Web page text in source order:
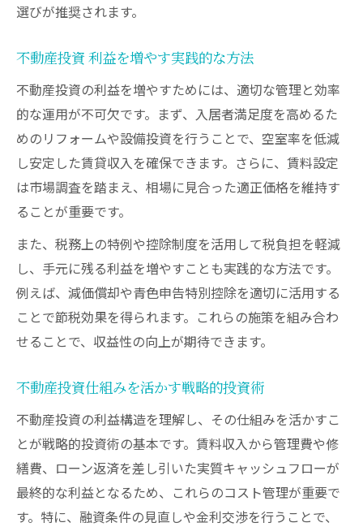
選びが推奨されます。
不動産投資 利益を増やす実践的な方法
不動産投資の利益を増やすためには、適切な管理と効率
的な運用が不可欠です。まず、入居者満足度を高めるた
めのリフォームや設備投資を行うことで、空室率を低減
し安定した賃貸収入を確保できます。さらに、賃料設定
は市場調査を踏まえ、相場に見合った適正価格を維持す
ることが重要です。
また、税務上の特例や控除制度を活用して税負担を軽減
し、手元に残る利益を増やすことも実践的な方法です。
例えば、減価償却や青色申告特別控除を適切に活用する
ことで節税効果を得られます。これらの施策を組み合わ
せることで、収益性の向上が期待できます。
不動産投資仕組みを活かす戦略的投資術
不動産投資の利益構造を理解し、その仕組みを活かすこ
とが戦略的投資術の基本です。賃料収入から管理費や修
繕費、ローン返済を差し引いた実質キャッシュフローが
最終的な利益となるため、これらのコスト管理が重要で
す。特に、融資条件の見直しや金利交渉を行うことで、